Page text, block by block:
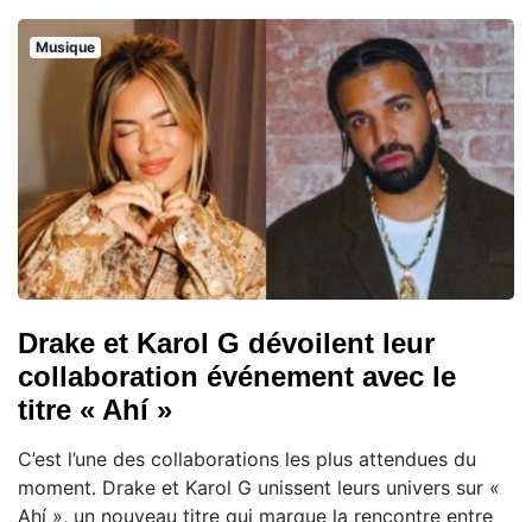
Musique
Drake et Karol G dévoilent leur
collaboration événement avec le
titre « Ahí »
C’est l’une des collaborations les plus attendues du
moment. Drake et Karol G unissent leurs univers sur «
Ahí », un nouveau titre qui marque la rencontre entre